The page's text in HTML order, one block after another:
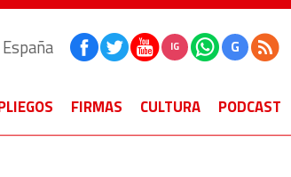
España IG G
FIRMAS CULTURA PODCAST